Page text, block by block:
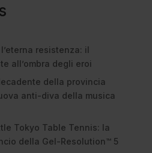
resistenza: il
all’ombra degli eroi
della provincia
anti-diva della musica
Tokyo Table Tennis: la
della Gel-Resolution™ 5